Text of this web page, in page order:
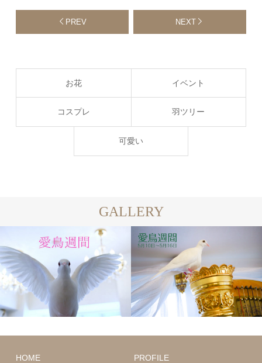
PREV NEXT
お花 イベント
コスプレ 羽ツリー
可愛い
GALLERY
HOME PROFILE